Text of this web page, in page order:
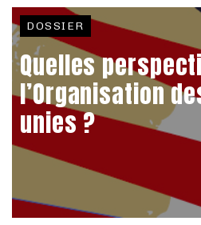
DOSSIER
Quelles
l’Organisation
unies ?